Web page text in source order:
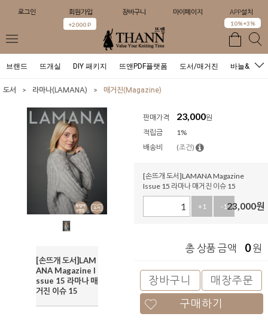
로그인 회원가입
+2000 P
장바구니 마이페이지 APP설치
10%+3%
브랜드 뜨개실 DIY 패키지 뜨앤PDF플랫폼 도서/매거진 바늘&도구
도서 > 라마나(LAMANA) > 매거진(Magazine)
[손뜨개 도서]LAM
ANA Magazine I
ssue 15 라마나 매
거진 이슈 15
판매가격 23,000원
적립금
1%
배송비
(조건)
[손뜨개 도서]LAMANA Magazine
Issue 15 라마나 매거진 이슈 15
+1 -123,000원
총 상품 금액 0원
장바구니
매장주문
구매하기